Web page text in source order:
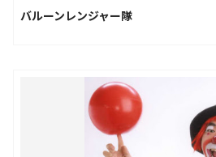
バルーンレンジャー隊